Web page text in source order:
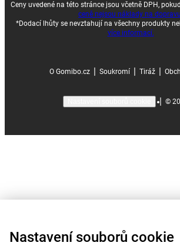
Ceny uvedené na této stránce jsou včetně DPH,
ceně nejsou náklady na
*Dodací lhůty se nevztahují na všechny produkty
více informací.
O Gomibo.cz Soukromí Tiráž
| ©
Nastavení souborů cookie